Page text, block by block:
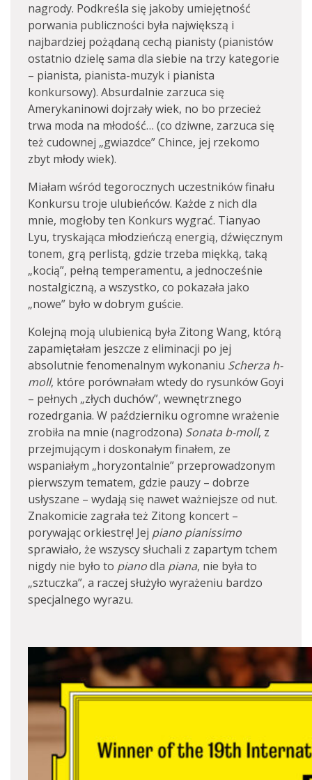
nagrody. Podkreśla się jakoby umiejętność
porwania publiczności była największą i
najbardziej pożądaną cechą pianisty (pianistów
ostatnio dzielę sama dla siebie na trzy kategorie
– pianista, pianista-muzyk i pianista
konkursowy). Absurdalnie zarzuca się
Amerykaninowi dojrzały wiek, no bo przecież
trwa moda na młodość… (co dziwne, zarzuca się
też cudownej „gwiazdce” Chince, jej rzekomo
zbyt młody wiek).
Miałam wśród tegorocznych uczestników finału
Konkursu troje ulubieńców. Każde z nich dla
mnie, mogłoby ten Konkurs wygrać. Tianyao
Lyu, tryskająca młodzieńczą energią, dźwięcznym
tonem, grą perlistą, gdzie trzeba miękką, taką
„kocią”, pełną temperamentu, a jednocześnie
nostalgiczną, a wszystko, co pokazała jako
„nowe” było w dobrym guście.
Kolejną moją ulubienicą była Zitong Wang, którą
zapamiętałam jeszcze z eliminacji po jej
absolutnie fenomenalnym wykonaniu Scherza h-
moll, które porównałam wtedy do rysunków Goyi
– pełnych „złych duchów”, wewnętrznego
rozedrgania. W październiku ogromne wrażenie
zrobiła na mnie (nagrodzona) Sonata b-moll, z
przejmującym i doskonałym finałem, ze
wspaniałym „horyzontalnie” przeprowadzonym
pierwszym tematem, gdzie pauzy – dobrze
usłyszane – wydają się nawet ważniejsze od nut.
Znakomicie zagrała też Zitong koncert –
porywając orkiestrę! Jej piano pianissimo
sprawiało, że wszyscy słuchali z zapartym tchem
nigdy nie było to pianodla piana, nie była to
„sztuczka”, a raczej służyło wyrażeniu bardzo
specjalnego wyrazu.